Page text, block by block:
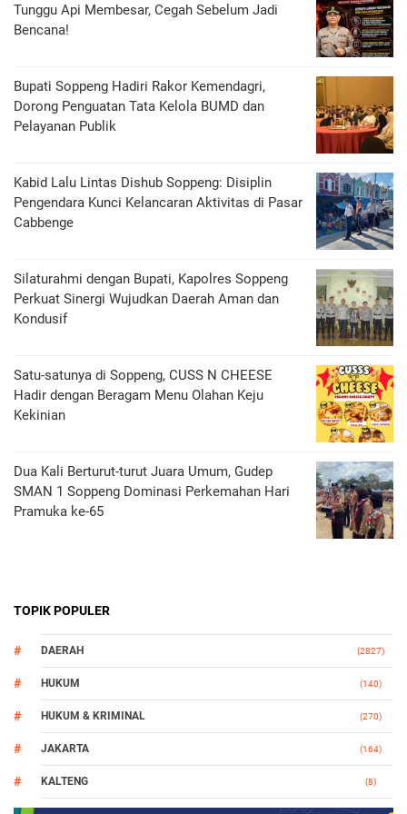
Tunggu Api Membesar, Cegah Sebelum Jadi
Bencana!
Bupati Soppeng Hadiri Rakor Kemendagri,
Dorong Penguatan Tata Kelola BUMD dan
Pelayanan Publik
Kabid Lalu Lintas Dishub Soppeng: Disiplin
Pengendara Kunci Kelancaran Aktivitas di Pasar
Cabbenge
Silaturahmi dengan Bupati, Kapolres Soppeng
Perkuat Sinergi Wujudkan Daerah Aman dan
Kondusif
Satu-satunya di Soppeng, CUSS N CHEESE
Hadir dengan Beragam Menu Olahan Keju
Kekinian
Dua Kali Berturut-turut Juara Umum, Gudep
SMAN 1 Soppeng Dominasi Perkemahan Hari
Pramuka ke-65
TOPIK POPULER
DAERAH (2827)
HUKUM (140)
HUKUM & KRIMINAL (270)
JAKARTA (164)
KALTENG (8)